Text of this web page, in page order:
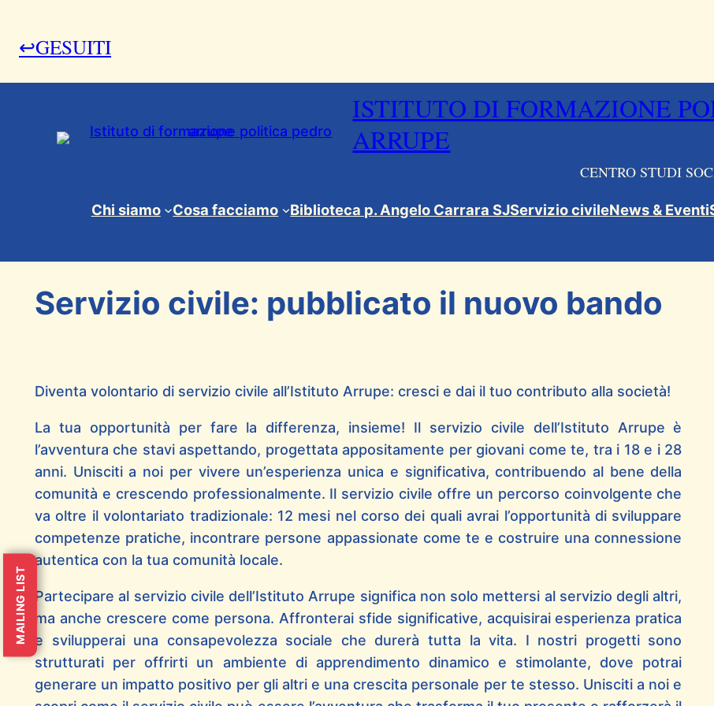
↩GESUITI
ISTITUTO DI FORMAZIONE
ARRUPE
CENTRO STUDI
Chi siamo Cosa facciamo Biblioteca p. Angelo Carrara SJServizio civileNews & Eventi
15 Gennaio 2025
Servizio civile: pubblicato il nuovo bando
Diventa volontario di servizio civile all’Istituto Arrupe: cresci e dai il tuo contributo alla società!
La tua opportunità per fare la differenza, insieme! Il servizio civile dell’Istituto Arrupe è
l’avventura che stavi aspettando, progettata appositamente per giovani come te, tra i 18 e i 28
anni. Unisciti a noi per vivere un’esperienza unica e significativa, contribuendo al bene della
comunità e crescendo professionalmente. Il servizio civile offre un percorso coinvolgente che
va oltre il volontariato tradizionale: 12 mesi nel corso dei quali avrai l’opportunità di sviluppare
competenze pratiche, incontrare persone appassionate come te e costruire una connessione
autentica con la tua comunità locale.
Partecipare al servizio civile dell’Istituto Arrupe significa non solo mettersi al servizio degli altri,
ma anche crescere come persona. Affronterai sfide significative, acquisirai esperienza pratica
e svilupperai una consapevolezza sociale che durerà tutta la vita. I nostri progetti sono
strutturati per offrirti un ambiente di apprendimento dinamico e stimolante, dove potrai
generare un impatto positivo per gli altri e una crescita personale per te stesso. Unisciti a noi e
MAILING LIST